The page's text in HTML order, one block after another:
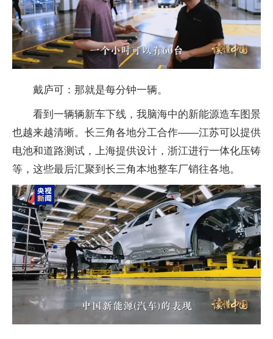
戴庐可：那就是每分钟一辆。
看到一辆辆新车下线，我脑海中的新能源造车图景
也越来越清晰。长三角各地分工合作——江苏可以提供
电池和道路测试，上海提供设计，浙江进行一体化压铸
等，这些最后汇聚到长三角本地整车厂销往各地。